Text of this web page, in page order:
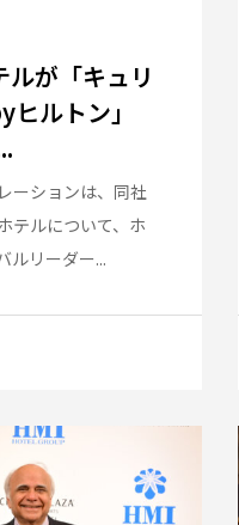
が「キュリ
ルトン」
ーションは、同社
テルについて、ホ
ルリーダー...